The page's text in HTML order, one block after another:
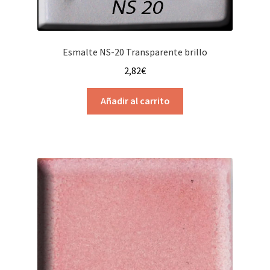
Esmalte NS-20 Transparente brillo
2,82€
Añadir al carrito